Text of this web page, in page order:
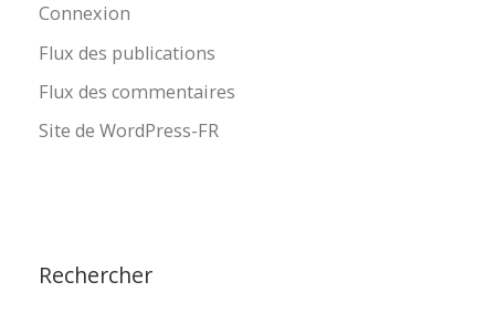
Connexion
Flux des publications
Flux des commentaires
Site de WordPress-FR
Rechercher